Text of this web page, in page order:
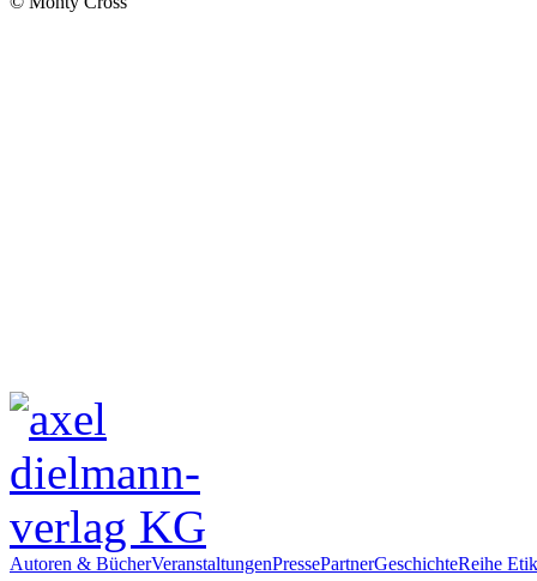
Autoren & BücherVeranstaltungenPressePartnerGeschichteReihe